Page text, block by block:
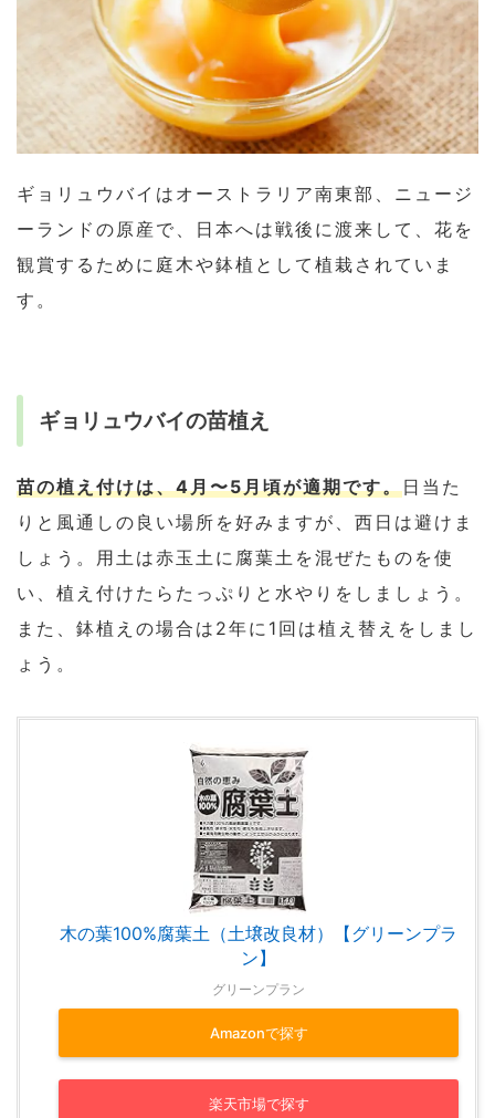
ギョリュウバイはオーストラリア南東部、ニュージ
ーランドの原産で、日本へは戦後に渡来して、花を
観賞するために庭木や鉢植として植栽されていま
す。
ギョリュウバイの苗植え
苗の植え付けは、4月〜5月頃が適期です。日当た
りと風通しの良い場所を好みますが、西日は避けま
しょう。用土は赤玉土に腐葉土を混ぜたものを使
い、植え付けたらたっぷりと水やりをしましょう。
また、鉢植えの場合は2年に1回は植え替えをしまし
ょう。
木の葉100%腐葉土（土壌改良材）【グリーンプラ
ン】
グリーンプラン
Amazonで探す
楽天市場で探す